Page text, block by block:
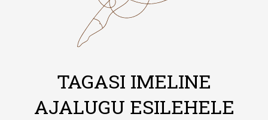
TAGASI IMELINE
AJALUGU ESILEHELE